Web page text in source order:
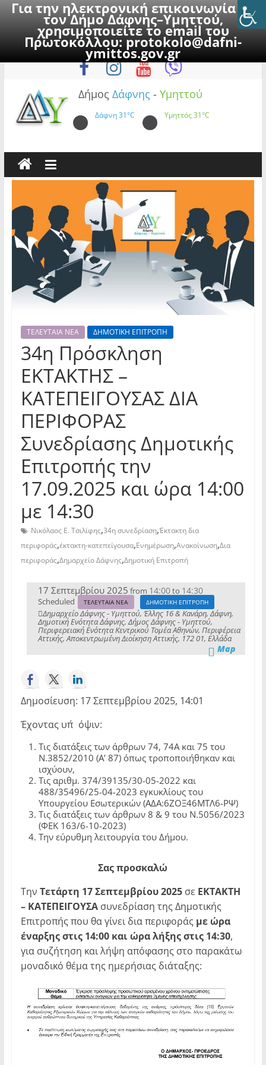
Για την ηλεκτρονική επικοινωνία με
τον Δήμο Δάφνης–Υμηττού,
χρησιμοποιείτε το email του
Πρωτοκόλλου:protokolo@dafni-
ymittos.gov.gr
to
Σάββατο, 8 Αυγούστου 2026
Δήμος Δάφνης - Υμηττού
Δάφνη31°C Υμηττός31°C
ΤΕΛΕΥΤΑΙΑ ΝΕΑ ΔΗΜΟΤΙΚΗ ΕΠΙΤΡΟΠΗ
34η Πρόσκληση
ΕΚΤΑΚΤΗΣ –
ΚΑΤΕΠΕΙΓΟΥΣΑΣ ΔΙΑ
ΠΕΡΙΦΟΡΑΣ
Συνεδρίασης Δημοτικής
Επιτροπής την
17.09.2025 και ώρα 14:00
με 14:30
Νικόλαος Ε. Τσιλίφης,34η συνεδρίαση,Έκτακτη δια
περιφοράς,έκτακτη-κατεπείγουσα,Ενημέρωση,Ανακοίνωση,Δια
περιφοράς,Δημαρχείο Δάφνης,Δημοτική Επιτροπή
17 Σεπτεμβρίου 2025 from 14:00to 14:30
Scheduled ΤΕΛΕΥΤΑΙΑ ΝΕΑ ΔΗΜΟΤΙΚΗ ΕΠΙΤΡΟΠΗ
Δημαρχείο Δάφνης - Υμηττού, Έλλης 16 & Κανάρη, Δάφνη,
Δημοτική Ενότητα Δάφνης, Δήμος Δάφνης - Υμηττού,
Περιφερειακή Ενότητα Κεντρικού Τομέα Αθηνών, Περιφέρεια
Αττικής, Αποκεντρωμένη Διοίκηση Αττικής, 172 01, Ελλάδα
Map
Δημοσίευση: 17 Σεπτεμβρίου 2025, 14:01
Έχοντας υπ΄όψιν:
Τις διατάξεις των άρθρων 74, 74Α και 75 του
Ν.3852/2010 (Α’ 87) όπως τροποποιήθηκαν και
ισχύουν,
Τις αριθμ. 374/39135/30-05-2022 και
488/35496/25-04-2023 εγκυκλίους του
Υπουργείου Εσωτερικών (ΑΔΑ:6ΖΟΞ46ΜΤΛ6-ΡΨ)
Τις διατάξεις των άρθρων 8 & 9 του Ν.5056/2023
(ΦΕΚ 163/6-10-2023)
Την εύρυθμη λειτουργία του Δήμου.
Σας προσκαλώ
Την Τετάρτη 17 Σεπτεμβρίου 2025 σε ΕΚΤΑΚΤΗ
– ΚΑΤΕΠΕΙΓΟΥΣΑσυνεδρίαση της Δημοτικής
Επιτροπής που θα γίνει δια περιφοράς με ώρα
έναρξης στις 14:00 και ώρα λήξης στις 14:30,
για συζήτηση και λήψη απόφασης στο παρακάτω
μοναδικό θέμα της ημερήσιας διάταξης: